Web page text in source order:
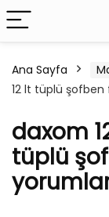
Ana Sayfa
12 lt tüplü şofben
daxom
tüplü